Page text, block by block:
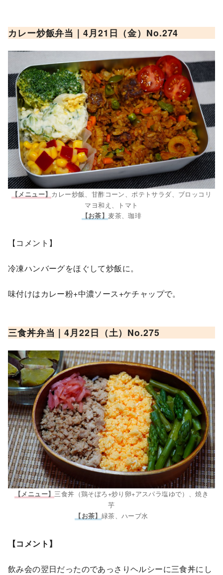
カレー炒飯弁当｜4月21日（金）No.274
【メニュー】 カレー炒飯、甘酢コーン、ポテトサラダ、ブロッコリ
マヨ和え、トマト
【お茶】 麦茶、珈琲
【コメント】
冷凍ハンバーグをほぐして炒飯に。
味付けはカレー粉+中濃ソース+ケチャップで。
三食丼弁当｜4月22日（土）No.275
【メニュー】三食丼（鶏そぼろ+炒り卵+アスパラ塩ゆで）、焼き
芋
【お茶】 緑茶、ハーブ水
【コメント】
飲み会の翌日だったのであっさりヘルシーに三食丼にし